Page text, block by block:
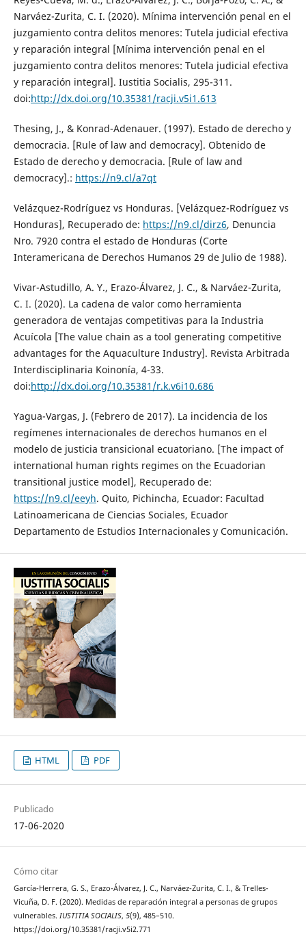
Narváez-Zurita, C. I. (2020). Mínima intervención penal en el
juzgamiento contra delitos menores: Tutela judicial efectiva
y reparación integral [Mínima intervención penal en el
juzgamiento contra delitos menores: Tutela judicial efectiva
y reparación integral]. Iustitia Socialis, 295-311.
doi:http://dx.doi.org/10.35381/racji.v5i1.613
Thesing, J., & Konrad-Adenauer. (1997). Estado de derecho y
democracia. [Rule of law and democracy]. Obtenido de
Estado de derecho y democracia. [Rule of law and
democracy].: https://n9.cl/a7qt
Velázquez-Rodríguez vs Honduras. [Velázquez-Rodríguez vs
Honduras], Recuperado de: https://n9.cl/dirz6, Denuncia
Nro. 7920 contra el estado de Honduras (Corte
Interamericana de Derechos Humanos 29 de Julio de 1988).
Vivar-Astudillo, A. Y., Erazo-Álvarez, J. C., & Narváez-Zurita,
C. I. (2020). La cadena de valor como herramienta
generadora de ventajas competitivas para la Industria
Acuícola [The value chain as a tool generating competitive
advantages for the Aquaculture Industry]. Revista Arbitrada
Interdisciplinaria Koinonía, 4-33.
doi:http://dx.doi.org/10.35381/r.k.v6i10.686
Yagua-Vargas, J. (Febrero de 2017). La incidencia de los
regímenes internacionales de derechos humanos en el
modelo de justicia transicional ecuatoriano. [The impact of
international human rights regimes on the Ecuadorian
transitional justice model], Recuperado de:
https://n9.cl/eeyh. Quito, Pichincha, Ecuador: Facultad
Latinoamericana de Ciencias Sociales, Ecuador
Departamento de Estudios Internacionales y Comunicación.
HTML PDF
Publicado
17-06-2020
Cómo citar
García-Herrera, G. S., Erazo-Álvarez, J. C., Narváez-Zurita, C. I., & Trelles-
Vicuña, D. F. (2020). Medidas de reparación integral a personas de grupos
vulnerables. IUSTITIA SOCIALIS, 5(9), 485–510.
https://doi.org/10.35381/racji.v5i2.771